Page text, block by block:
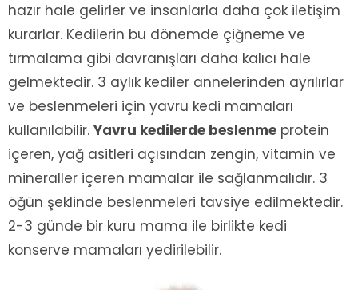
hazır hale gelirler ve insanlarla daha çok iletişim
kurarlar. Kedilerin bu dönemde çiğneme ve
tırmalama gibi davranışları daha kalıcı hale
gelmektedir. 3 aylık kediler annelerinden ayrılırlar
ve beslenmeleri için yavru kedi mamaları
kullanılabilir. Yavru kedilerde beslenme protein
içeren, yağ asitleri açısından zengin, vitamin ve
mineraller içeren mamalar ile sağlanmalıdır. 3
öğün şeklinde beslenmeleri tavsiye edilmektedir.
2-3 günde bir kuru mama ile birlikte kedi
konserve mamaları yedirilebilir.